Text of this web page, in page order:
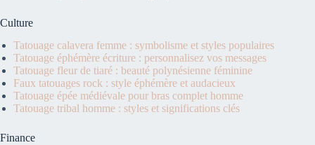
Culture
Tatouage calavera femme : symbolisme et styles populaires
Tatouage éphémère écriture : personnalisez vos messages
Tatouage fleur de tiaré : beauté polynésienne féminine
Faux tatouages rock : style éphémère et audacieux
Tatouage épée médiévale pour bras complet homme
Tatouage tribal homme : styles et significations clés
Finance